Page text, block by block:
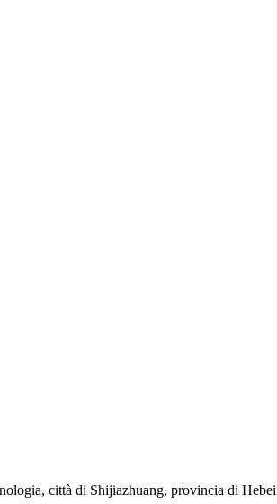
città di Shijiazhuang, provincia di Hebei